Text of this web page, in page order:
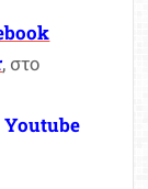
, στο
Youtube